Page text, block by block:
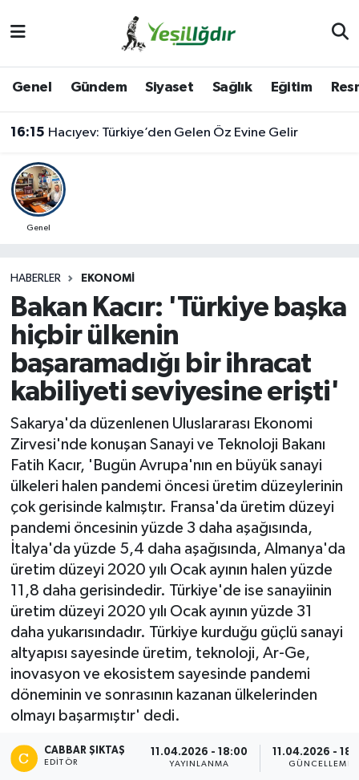
Genel Gündem Siyaset Sağlık Eğitim
16:15 Hacıyev: Türkiye’den Gelen Öz Evine Gelir
16:12 Van'da işitme engelli müşteriyle halaylı pazarlık gülümsetti
Genel
HABERLER EKONOMI
Bakan Kacır: 'Türkiye başka
hiçbir ülkenin
başaramadığı bir ihracat
kabiliyeti seviyesine erişti'
Sakarya'da düzenlenen Uluslararası Ekonomi
Zirvesi'nde konuşan Sanayi ve Teknoloji Bakanı
Fatih Kacır, 'Bugün Avrupa'nın en büyük sanayi
ülkeleri halen pandemi öncesi üretim düzeylerinin
çok gerisinde kalmıştır. Fransa'da üretim düzeyi
pandemi öncesinin yüzde 3 daha aşağısında,
İtalya'da yüzde 5,4 daha aşağısında, Almanya'da
üretim düzeyi 2020 yılı Ocak ayının halen yüzde
11,8 daha gerisindedir. Türkiye'de ise sanayiinin
üretim düzeyi 2020 yılı Ocak ayının yüzde 31
daha yukarısındadır. Türkiye kurduğu güçlü sanayi
altyapısı sayesinde üretim, teknoloji, Ar-Ge,
inovasyon ve ekosistem sayesinde pandemi
döneminin ve sonrasının kazanan ülkelerinden
olmayı başarmıştır' dedi.
CABBAR ŞIKTAŞ
EDITÖR
11.04.2026 - 18:00
YAYINLANMA
11.04.2026 -
GÜNCELLEME
İğdir Namaz Vakitleri
Iğdır Trafik Yoğunluk Haritası
Süper Lig Puan Durumu ve Fikstür
Son Dakika Haberleri
Haber Arşivi